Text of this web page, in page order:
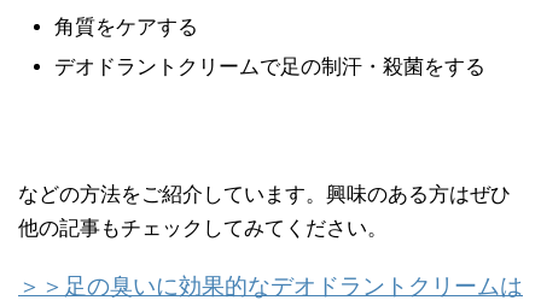
角質をケアする
デオドラントクリームで足の制汗・殺菌をする
などの方法をご紹介しています。興味のある方はぜひ
他の記事もチェックしてみてください。
＞＞足の臭いに効果的なデオドラントクリームは